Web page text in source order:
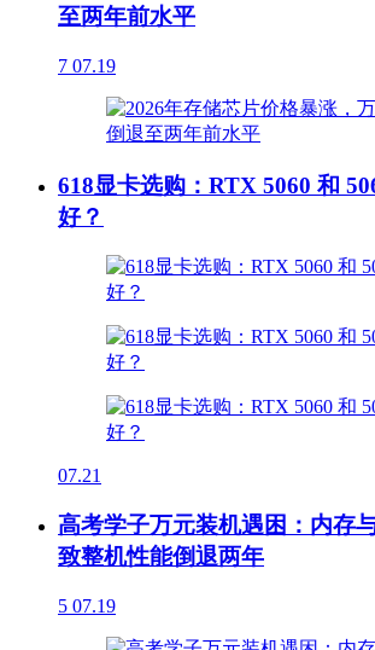
至两年前水平
7 07.19
618显卡选购：RTX 5060 和
好？
07.21
高考学子万元装机遇困：内存
致整机性能倒退两年
5 07.19